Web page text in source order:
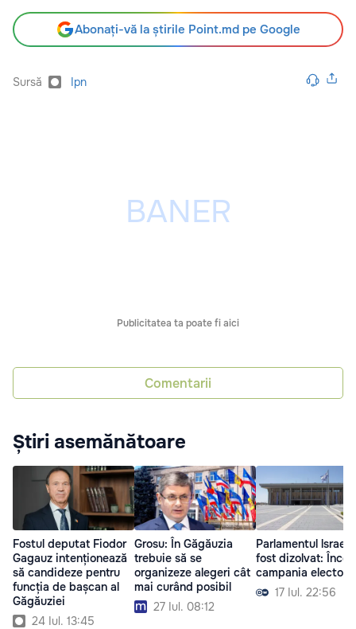
Abonați-vă la știrile Point.md pe Google
Sursă Ipn
Publicitatea ta poate fi aici
Comentarii
Știri asemănătoare
Fostul deputat Fiodor
Gagauz intenționează
să candideze pentru
funcția de bașcan al
Găgăuziei
24 Iul. 13:45
Grosu: În Găgăuzia
trebuie să se
organizeze alegeri cât
mai curând posibil
27 Iul. 08:12
Parlamentul
fost dizolvat:
campania
17 Iul. 22:56